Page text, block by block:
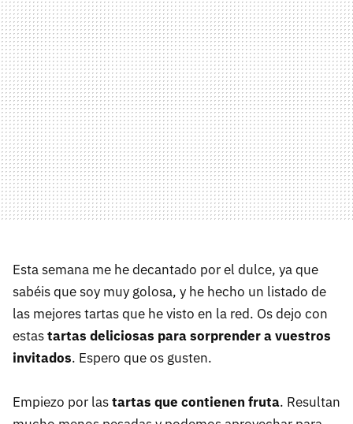
Esta semana me he decantado por el dulce, ya que
sabéis que soy muy golosa, y he hecho un listado de
las mejores tartas que he visto en la red. Os dejo con
estastartas deliciosas para sorprender a vuestros
invitados. Espero que os gusten.
Empiezo por lastartas que contienen fruta. Resultan